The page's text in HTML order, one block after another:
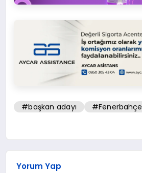
#başkan adayı #Fenerbahçe
Yorum Yap